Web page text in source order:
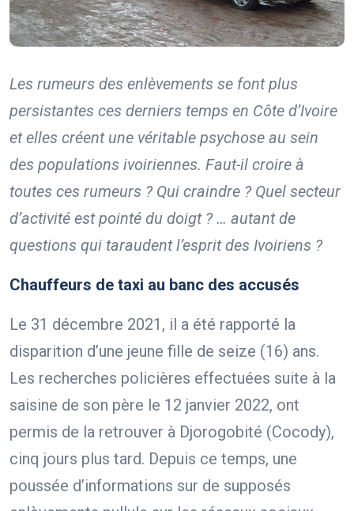
Les rumeurs des enlèvements se font plus
persistantes ces derniers temps en Côte d’Ivoire
et elles créent une véritable psychose au sein
des populations ivoiriennes. Faut-il croire à
toutes ces rumeurs ? Qui craindre ? Quel secteur
d’activité est pointé du doigt ? … autant de
questions qui taraudent l’esprit des Ivoiriens ?
Chauffeurs de taxi au banc des accusés
Le 31 décembre 2021, il a été rapporté la
disparition d’une jeune fille de seize (16) ans.
Les recherches policières effectuées suite à la
saisine de son père le 12 janvier 2022, ont
permis de la retrouver à Djorogobité (Cocody),
cinq jours plus tard. Depuis ce temps, une
poussée d’informations sur de supposés